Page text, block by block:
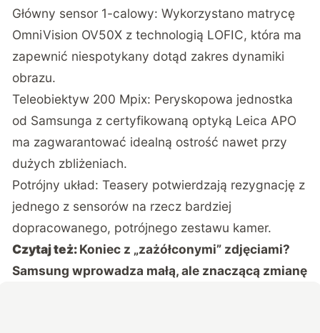
Główny sensor 1-calowy: Wykorzystano matrycę
OmniVision OV50X z technologią LOFIC, która ma
zapewnić niespotykany dotąd zakres dynamiki
obrazu.
Teleobiektyw 200 Mpix: Peryskopowa jednostka
od Samsunga z certyfikowaną optyką Leica APO
ma zagwarantować idealną ostrość nawet przy
dużych zbliżeniach.
Potrójny układ: Teasery potwierdzają rezygnację z
jednego z sensorów na rzecz bardziej
dopracowanego, potrójnego zestawu kamer.
Czytaj też:Koniec z „zażółconymi” zdjęciami?
Samsung wprowadza małą, ale znaczącą zmianę